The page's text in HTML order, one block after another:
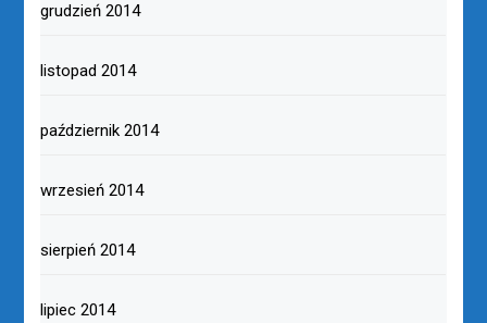
grudzień 2014
listopad 2014
październik 2014
wrzesień 2014
sierpień 2014
lipiec 2014